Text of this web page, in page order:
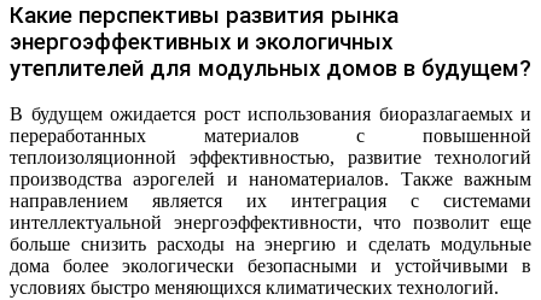
Какие перспективы развития рынка
энергоэффективных и экологичных
утеплителей для модульных домов в будущем?
В будущем ожидается рост использования биоразлагаемых и
переработанных материалов с повышенной
теплоизоляционной эффективностью, развитие технологий
производства аэрогелей и наноматериалов. Также важным
направлением является их интеграция с системами
интеллектуальной энергоэффективности, что позволит еще
больше снизить расходы на энергию и сделать модульные
дома более экологически безопасными и устойчивыми в
условиях быстро меняющихся климатических технологий.